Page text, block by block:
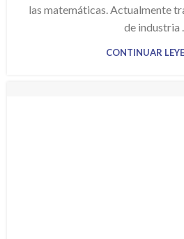
las matemáticas. Actualmente
de industria
CONTINUAR